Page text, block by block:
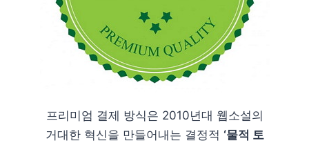
프리미엄 결제 방식은 2010년대 웹소설의
거대한 혁신을 만들어내는 결정적 ‘물적 토